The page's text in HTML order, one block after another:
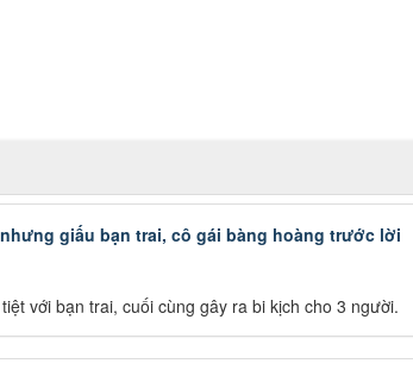
giấu bạn trai, cô gái bàng hoàng trước lời
với bạn trai, cuối cùng gây ra bi kịch cho 3 người.